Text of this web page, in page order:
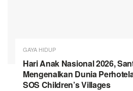
GAYA HIDUP
Hari Anak Nasional 2026,
Mengenalkan Dunia
SOS Children’s Villages